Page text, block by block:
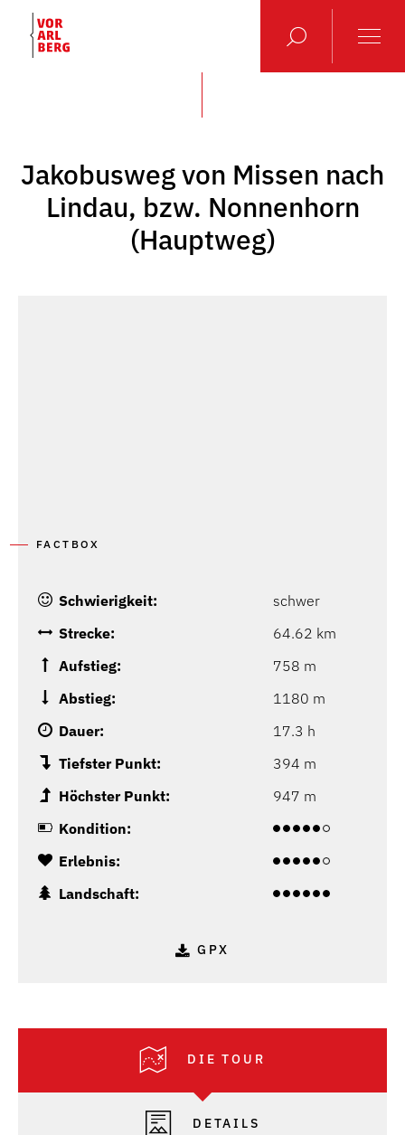
Jakobusweg von Missen nach
Lindau, bzw. Nonnenhorn
(Hauptweg)
FACTBOX
Schwierigkeit:
schwer
Strecke:
64.62 km
Aufstieg:
758 m
Abstieg:
1180 m
Dauer:
17.3 h
Tiefster Punkt:
394 m
Höchster Punkt:
947 m
Kondition:
Erlebnis:
Landschaft:
GPX
DIE TOUR
DETAILS